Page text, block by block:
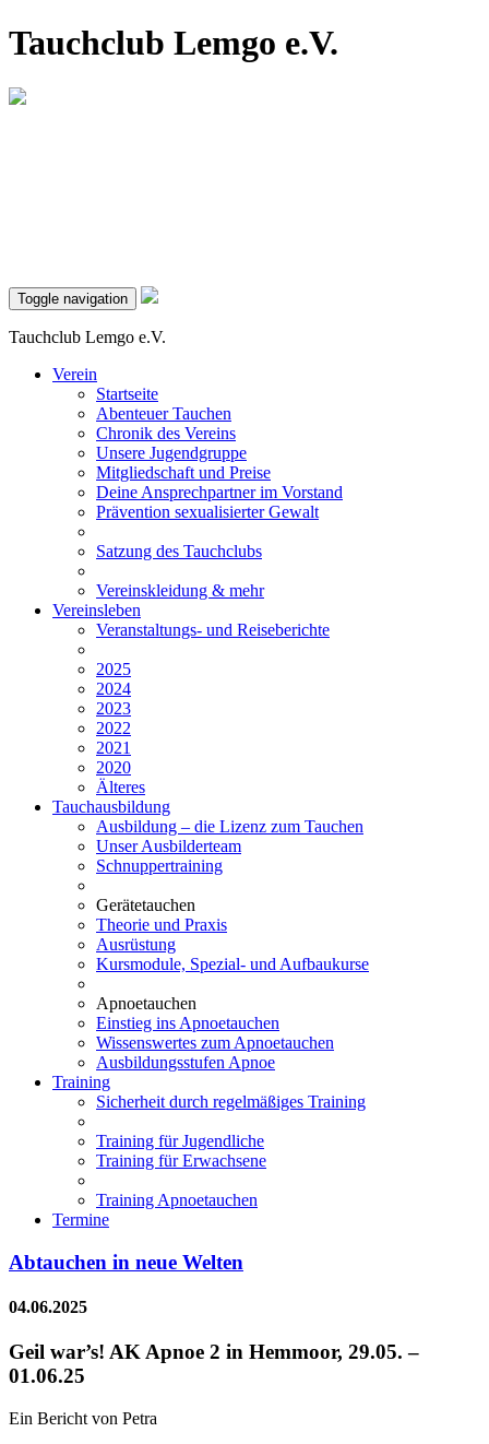
Tauchclub Lemgo e.V.
Toggle navigation
Tauchclub Lemgo e.V.
Verein
Startseite
Abenteuer Tauchen
Chronik des Vereins
Unsere Jugendgruppe
Mitgliedschaft und Preise
Deine Ansprechpartner im Vorstand
Prävention sexualisierter Gewalt
Satzung des Tauchclubs
Vereinskleidung & mehr
Vereinsleben
Veranstaltungs- und Reiseberichte
2025
2024
2023
2022
2021
2020
Älteres
Tauchausbildung
Ausbildung – die Lizenz zum Tauchen
Unser Ausbilderteam
Schnuppertraining
Gerätetauchen
Theorie und Praxis
Ausrüstung
Kursmodule, Spezial- und Aufbaukurse
Apnoetauchen
Einstieg ins Apnoetauchen
Wissenswertes zum Apnoetauchen
Ausbildungsstufen Apnoe
Training
Sicherheit durch regelmäßiges Training
Training für Jugendliche
Training für Erwachsene
Training Apnoetauchen
Termine
Abtauchen in neue Welten
04.06.2025
Geil war’s! AK Apnoe 2 in Hemmoor, 29.05. –
01.06.25
Ein Bericht von Petra